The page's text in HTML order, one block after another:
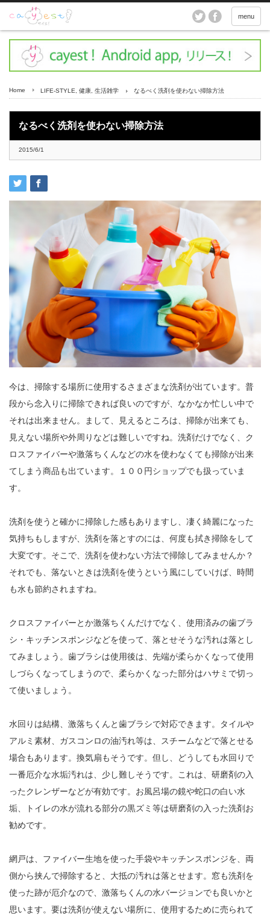
menu
Home LIFE-STYLE 健康 生活雑学 なるべく洗剤を使わない掃除方法
なるべく洗剤を使わない掃除方法
2015/6/1
今は、掃除する場所に使用するさまざまな洗剤が出ています。普
段から念入りに掃除できれば良いのですが、なかなか忙しい中で
それは出来ません。まして、見えるところは、掃除が出来ても、
見えない場所や外周りなどは難しいですね。洗剤だけでなく、ク
ロスファイバーや激落ちくんなどの水を使わなくても掃除が出来
てしまう商品も出ています。１００円ショップでも扱っていま
す。
洗剤を使うと確かに掃除した感もありますし、凄く綺麗になった
気持ちもしますが、洗剤を落とすのには、何度も拭き掃除をして
大変です。そこで、洗剤を使わない方法で掃除してみませんか？
それでも、落ないときは洗剤を使うという風にしていけば、時間
も水も節約されますね。
クロスファイバーとか激落ちくんだけでなく、使用済みの歯ブラ
シ・キッチンスポンジなどを使って、落とせそうな汚れは落とし
てみましょう。歯ブラシは使用後は、先端が柔らかくなって使用
しづらくなってしまうので、柔らかくなった部分はハサミで切っ
て使いましょう。
水回りは結構、激落ちくんと歯ブラシで対応できます。タイルや
アルミ素材、ガスコンロの油汚れ等は、スチームなどで落とせる
場合もあります。換気扇もそうです。但し、どうしても水回りで
一番厄介な水垢汚れは、少し難しそうです。これは、研磨剤の入
ったクレンザーなどが有効です。お風呂場の鏡や蛇口の白い水
垢、トイレの水が流れる部分の黒ズミ等は研磨剤の入った洗剤お
勧めです。
網戸は、ファイバー生地を使った手袋やキッチンスポンジを、両
側から挟んで掃除すると、大抵の汚れは落とせます。窓も洗剤を
使った跡が厄介なので、激落ちくんの水バージョンでも良いかと
思います。要は洗剤が使えない場所に、使用するために売られて